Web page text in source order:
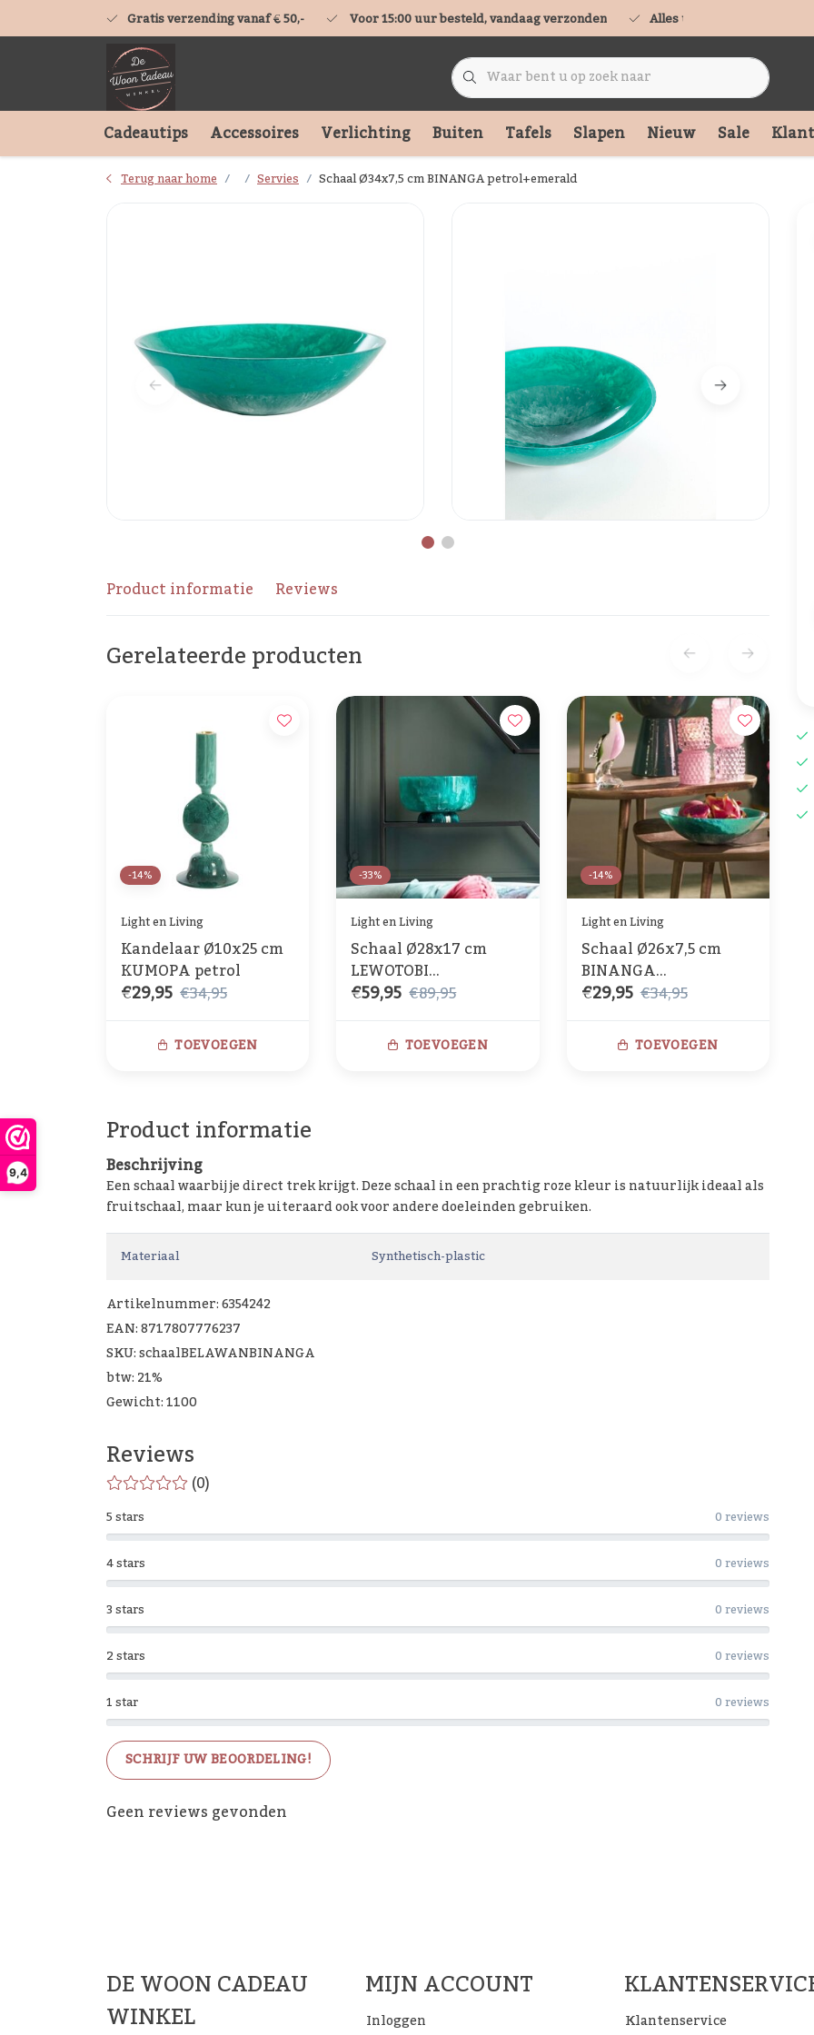
9,4
Gratis verzending vanaf € 50,- Voor 15:00 uur besteld, vandaag verzonden Alles uit voorraad leverbaar
Cadeautips Accessoires Verlichting Buiten Tafels Slapen Nieuw Sale
Terug naar home Servies Schaal Ø34x7,5 cm BINANGA petrol+emerald
Product informatie Reviews
Gerelateerde producten
-14%
Light en Living
Kandelaar Ø10x25 cm
KUMOPA petrol
€29,95 €34,95
TOEVOEGEN
-33%
Light en Living
Schaal Ø28x17 cm
LEWOTOBI
petrol+emerald
€59,95 €89,95
TOEVOEGEN
-14%
Light en Living
Schaal Ø26x7,5 cm
BINANGA
petrol+emerald
€29,95 €34,95
TOEVOEGEN
Product informatie
Beschrijving
Een schaal waarbij je direct trek krijgt. Deze schaal in een prachtig roze kleur is natuurlijk ideaal als
fruitschaal, maar kun je uiteraard ook voor andere doeleinden gebruiken.
Materiaal Synthetisch-plastic
Artikelnummer: 6354242
EAN: 8717807776237
SKU: schaalBELAWANBINANGA
btw: 21%
Gewicht: 1100
Reviews
(0)
1 star 0 reviews
2 stars 0 reviews
3 stars 0 reviews
4 stars 0 reviews
5 stars 0 reviews
SCHRIJF UW BEOORDELING!
Geen reviews gevonden
DE WOON CADEAU
WINKEL
MIJN ACCOUNT
Inloggen
Klantenservice